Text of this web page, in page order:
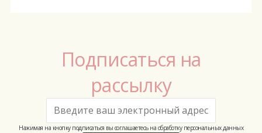
Подписаться на
рассылку
Нажимая на кнопку подписаться вы соглашаетесь на обработку персональных данных